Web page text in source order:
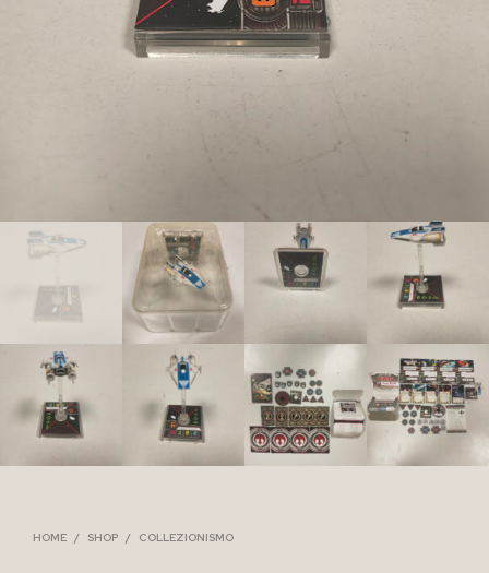
HOME / SHOP / COLLEZIONISMO